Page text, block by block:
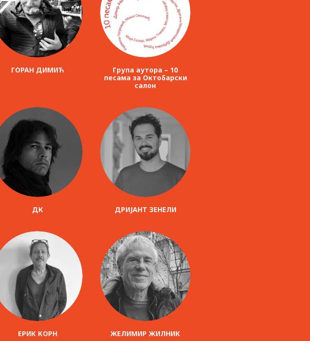
ГОРАН ДИМИЋ
Група аутора – 10
песама за Октобарски
салон
ДК ДРИЈАНТ ЗЕНЕЛИ
ЕРИК КОРН ЖЕЛИМИР ЖИЛНИК